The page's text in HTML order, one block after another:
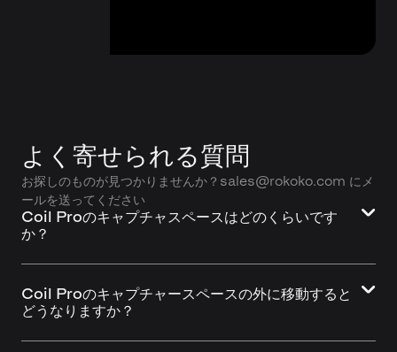
よく寄せられる質問
お探しのものが見つかりませんか？sales@rokoko.com にメ
ールを送ってください
Coil Proのキャプチャスペースはどのくらいです
か？
Coil Proのキャプチャースペースの外に移動すると
どうなりますか？